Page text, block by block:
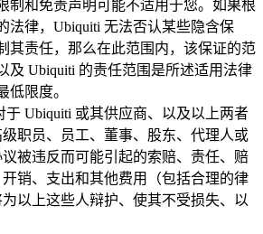
制和免责声明可能不适用于您。如果根
法律，Ubiquiti 无法否认某些隐含保
其责任，那么在此范围内，该保证的范
及 Ubiquiti 的责任范围是所述适用法律
低限度。
于 Ubiquiti 或其供应商、以及以上两者
职员、员工、董事、股东、代理人或
被违反而可能引起的索赔、责任、赔
销、支出和其他费用（包括合理的律
以上这些人辩护、使其不受损失、以